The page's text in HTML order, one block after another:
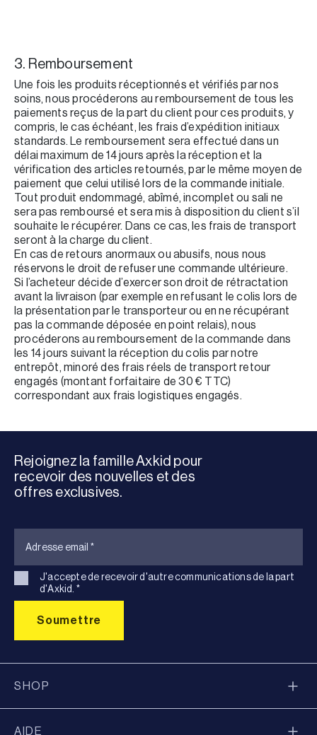
3. Remboursement
Une fois les produits réceptionnés et vérifiés par nos
soins, nous procéderons au remboursement de tous les
paiements reçus de la part du client pour ces produits, y
compris, le cas échéant, les frais d’expédition initiaux
standards. Le remboursement sera effectué dans un
délai maximum de 14 jours après la réception et la
vérification des articles retournés, par le même moyen de
paiement que celui utilisé lors de la commande initiale.
Tout produit endommagé, abîmé, incomplet ou sali ne
sera pas remboursé et sera mis à disposition du client s’il
souhaite le récupérer. Dans ce cas, les frais de transport
seront à la charge du client.
En cas de retours anormaux ou abusifs, nous nous
réservons le droit de refuser une commande ultérieure.
Si l’acheteur décide d’exercer son droit de rétractation
avant la livraison (par exemple en refusant le colis lors de
la présentation par le transporteur ou en ne récupérant
pas la commande déposée en point relais), nous
procéderons au remboursement de la commande dans
les 14 jours suivant la réception du colis par notre
entrepôt, minoré des frais réels de transport retour
engagés (montant forfaitaire de 30 € TTC)
correspondant aux frais logistiques engagés.
Rejoignez la famille Axkid pour
recevoir des nouvelles et des
offres exclusives.
J'accepte de recevoir d'autre communications de la part
d'Axkid. *
SHOP
AIDE